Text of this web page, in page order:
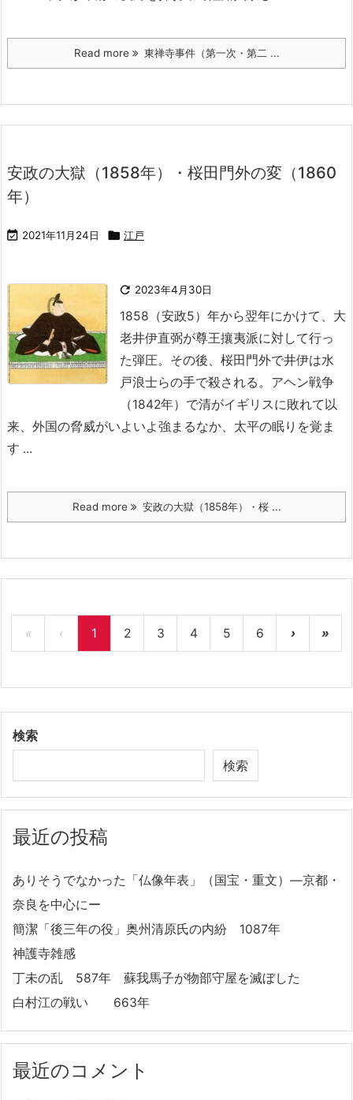
Read more 東禅寺事件（第一次・第二 ...
安政の大獄（1858年）・桜田門外の変（1860
年）
 2021年11月24日  江戸
 2023年4月30日
1858（安政5）年から翌年にかけて、大
老井伊直弼が尊王攘夷派に対して行っ
た弾圧。その後、桜田門外で井伊は水
戸浪士らの手で殺される。 アヘン戦争
（1842年）で清がイギリスに敗れて以
来、外国の脅威がいよいよ強まるなか、太平の眠りを覚ま
す ...
Read more 安政の大獄（1858年）・桜 ...
« ‹ 1 2 3 4 5 6 › »
検索
検索
最近の投稿
ありそうでなかった「仏像年表」（国宝・重文）―京都・
奈良を中心にー
簡潔「後三年の役」奥州清原氏の内紛 1087年
神護寺雑感
丁未の乱 587年 蘇我馬子が物部守屋を滅ぼした
白村江の戦い 663年
最近のコメント